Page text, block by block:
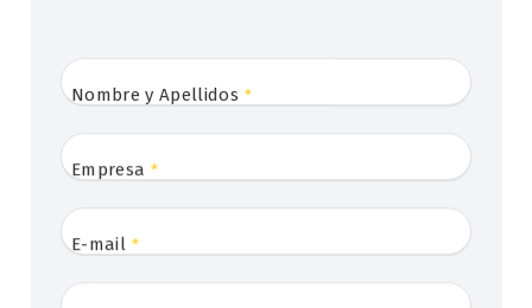
Nombre y Apellidos *
Empresa *
E-mail *